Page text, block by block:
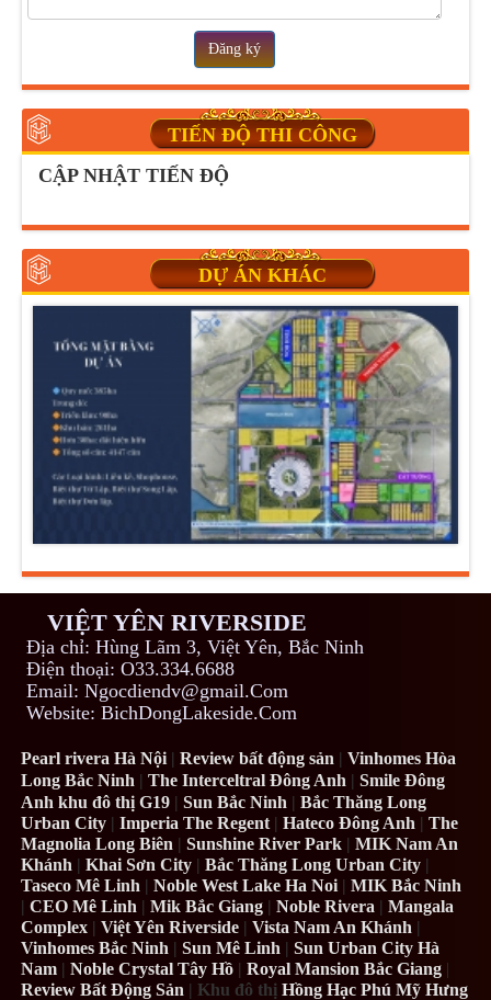
Đăng ký
TIẾN ĐỘ THI CÔNG
CẬP NHẬT TIẾN ĐỘ
DỰ ÁN KHÁC
VIỆT YÊN RIVERSIDE
Địa chỉ: Hùng Lãm 3, Việt Yên, Bắc Ninh
Điện thoại: O33.334.6688
Email: Ngocdiendv@gmail.Com
Website: BichDongLakeside.Com
Pearl rivera Hà Nội |Review bất động sản |Vinhomes Hòa
Long Bắc Ninh |The Interceltral Đông Anh |Smile Đông
Anh khu đô thị G19 |Sun Bắc Ninh |Bắc Thăng Long
Urban City |Imperia The Regent |Hateco Đông Anh |The
Magnolia Long Biên |Sunshine River Park |MIK Nam An
Khánh |Khai Sơn City |Bắc Thăng Long Urban City |
Taseco Mê Linh |Noble West Lake Ha Noi | MIK Bắc Ninh
|CEO Mê Linh |Mik Bắc Giang |Noble Rivera |Mangala
Complex |Việt Yên Riverside |Vista Nam An Khánh |
Vinhomes Bắc Ninh |Sun Mê Linh |Sun Urban City Hà
Nam | Noble Crystal Tây Hồ |Royal Mansion Bắc Giang |
Review Bất Động Sản | Khu đô thịHồng Hạc Phú Mỹ Hưng